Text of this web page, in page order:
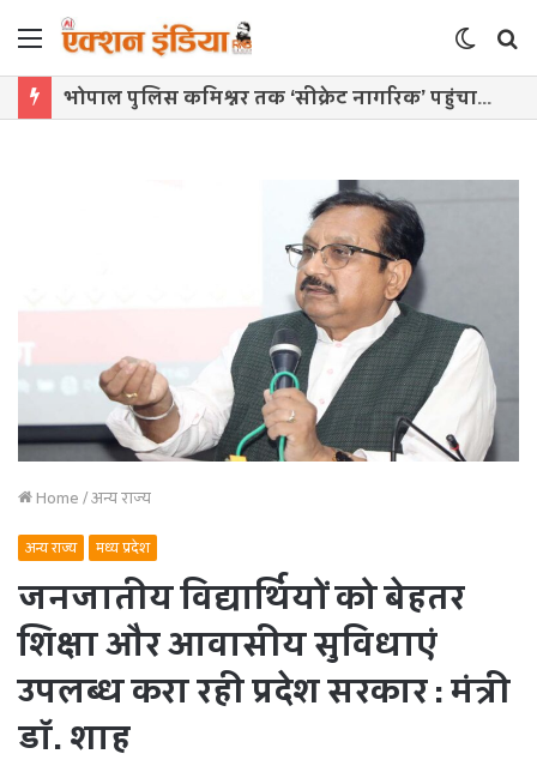
Menu
Switch
skin
भोपाल पुलिस कमिश्नर तक ‘सीक्रेट नागरिक’ पहुंचाएंगे अपनों और लोगों की शिकायत
Home/अन्य राज्य
अन्य राज्य मध्य प्रदेश
जनजातीय विद्यार्थियों को बेहतर
शिक्षा और आवासीय सुविधाएं
उपलब्ध करा रही प्रदेश सरकार : मंत्री
डॉ. शाह